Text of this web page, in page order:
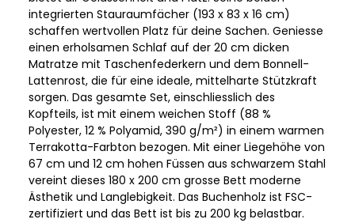
integrierten Stauraumfächer (193 x 83 x 16 cm)
schaffen wertvollen Platz für deine Sachen. Geniesse
einen erholsamen Schlaf auf der 20 cm dicken
Matratze mit Taschenfederkern und dem Bonnell-
Lattenrost, die für eine ideale, mittelharte Stützkraft
sorgen. Das gesamte Set, einschliesslich des
Kopfteils, ist mit einem weichen Stoff (88 %
Polyester, 12 % Polyamid, 390 g/m²) in einem warmen
Terrakotta-Farbton bezogen. Mit einer Liegehöhe von
67 cm und 12 cm hohen Füssen aus schwarzem Stahl
vereint dieses 180 x 200 cm grosse Bett moderne
Ästhetik und Langlebigkeit. Das Buchenholz ist FSC-
zertifiziert und das Bett ist bis zu 200 kg belastbar.